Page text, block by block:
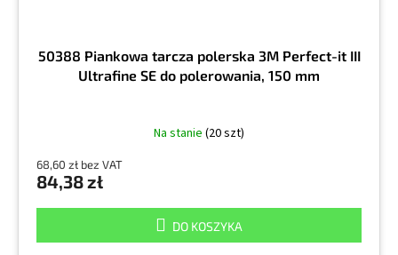
50388 Piankowa tarcza polerska 3M Perfect-it III
Ultrafine SE do polerowania, 150 mm
Na stanie (20 szt)
68,60 zł bez VAT
84,38 zł
DO KOSZYKA